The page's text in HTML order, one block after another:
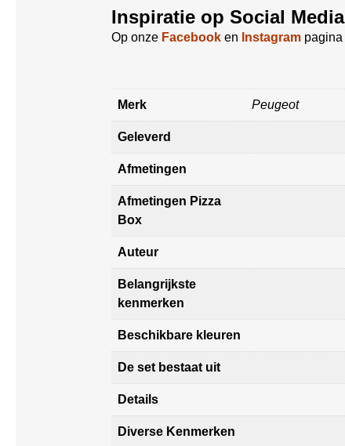
Inspiratie op Social Media
Op onze Facebook en Instagram
Merk Peugeot
Geleverd
Afmetingen
Afmetingen Pizza
Box
Auteur
Belangrijkste
kenmerken
Beschikbare kleuren
De set bestaat uit
Details
Diverse Kenmerken